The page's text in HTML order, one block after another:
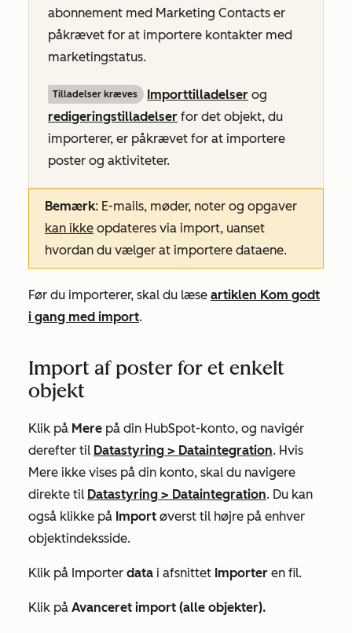
abonnement med Marketing Contacts er
påkrævet for at importere kontakter med
marketingstatus.
Tilladelser kræves Importtilladelser og
redigeringstilladelser for det objekt, du
importerer, er påkrævet for at importere
poster og aktiviteter.
Bemærk: E-mails, møder, noter og opgaver
kan ikke opdateres via import, uanset
hvordan du vælger at importere dataene.
Før du importerer, skal du læse artiklen Kom godt
i gang med import.
Import af poster for et enkelt
objekt
Klik på Mere på din HubSpot-konto, og navigér
derefter til Datastyring > Dataintegration. Hvis
Mere ikke vises på din konto, skal du navigere
direkte til Datastyring > Dataintegration. Du kan
også klikke på Import øverst til højre på enhver
objektindeksside.
Klik på Importer data i afsnittet Importer en fil.
Klik på Avanceret import (alle objekter).